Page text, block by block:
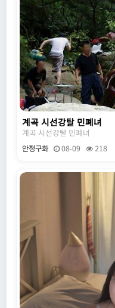
계곡 시선강탈 민폐녀
계곡 시선강탈 민폐녀
안정구화 08-09 218